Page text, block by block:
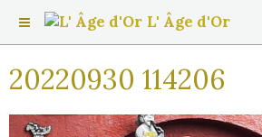
L' Âge d'Or
20220930 114206